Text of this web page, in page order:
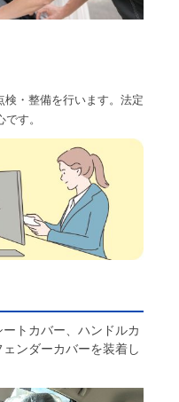
検・整備を行います。法定
す。
トカバー、ハンドルカ
ンダーカバーを装着し